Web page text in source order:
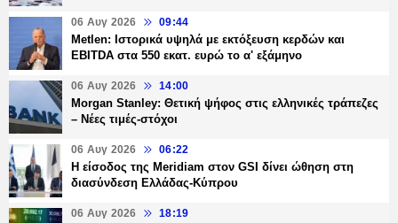
06 Αυγ 2026 09:44
Metlen: Ιστορικά υψηλά με εκτόξευση κερδών και
EBITDA στα 550 εκατ. ευρώ το α' εξάμηνο
06 Αυγ 2026 14:00
Morgan Stanley: Θετική ψήφος στις ελληνικές τράπεζες
– Νέες τιμές-στόχοι
06 Αυγ 2026 06:22
Η είσοδος της Meridiam στον GSI δίνει ώθηση στη
διασύνδεση Ελλάδας-Κύπρου
06 Αυγ 2026 18:19